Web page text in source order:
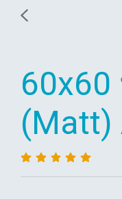
(Matt)